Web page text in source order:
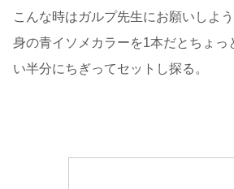
こんな時はガルプ先生にお願いしよ
身の青イソメカラーを1本だとちょっ
い半分にちぎってセットし探る。